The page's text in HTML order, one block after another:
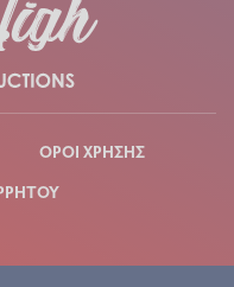
ΟΡΟΙ ΧΡΗΣΗΣ